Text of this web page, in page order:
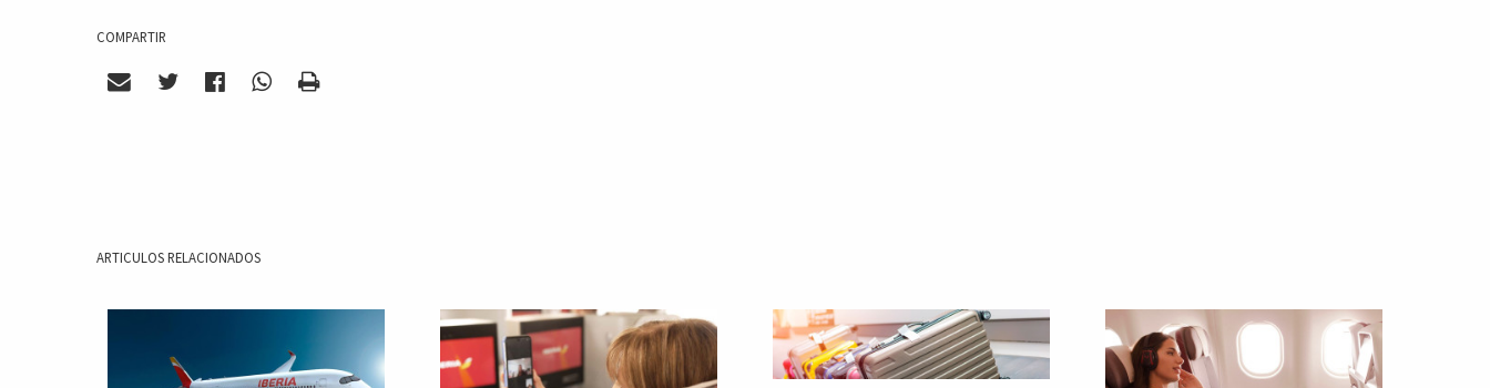
COMPARTIR
ARTICULOS RELACIONADOS